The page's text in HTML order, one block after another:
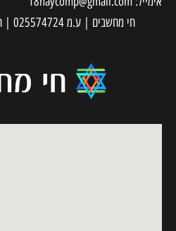
חי מחשבים | ע.מ 025574724 | האלונים 66, יוקנעם עילית